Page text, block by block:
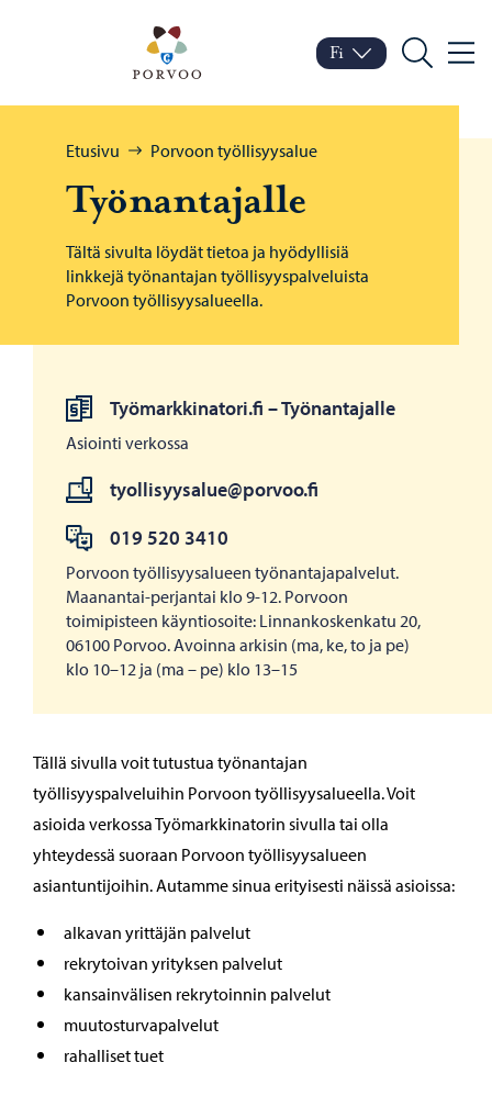
Porvoo – Siirry
Vaihda kieltä
Nykyinen kieli: Suomi
Fi
Hae
Selaa:
Etusivu Porvoon työllisyysalue
Työ­nan­ta­jal­le
Tältä sivulta löydät tietoa ja hyödyllisiä
linkkejä työnantajan työllisyyspalveluista
Porvoon työllisyysalueella.
Työmarkkinatori.fi – Työnantajalle
Asiointi verkossa
tyollisyysalue@porvoo.fi
019 520 3410
Porvoon työllisyysalueen työnantajapalvelut.
Maanantai-perjantai klo 9-12. Porvoon
toimipisteen käyntiosoite: Linnankoskenkatu 20,
06100 Porvoo. Avoinna arkisin (ma, ke, to ja pe)
klo 10–12 ja (ma – pe) klo 13–15
Tällä sivulla voit tutustua työnantajan
työllisyyspalveluihin Porvoon työllisyysalueella. Voit
asioida verkossa Työmarkkinatorin sivulla tai olla
yhteydessä suoraan Porvoon työllisyysalueen
asiantuntijoihin. Autamme sinua erityisesti näissä asioissa:
alkavan yrittäjän palvelut
rekrytoivan yrityksen palvelut
kansainvälisen rekrytoinnin palvelut
muutosturvapalvelut
rahalliset tuet